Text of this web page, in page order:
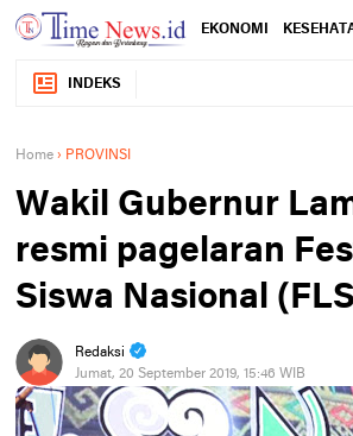
EKONOMI
INDEKS
Home › PROVINSI
Wakil Gubernur
resmi pagelaran
Siswa Nasional
Redaksi
Jumat, 20 September 2019, 15:46 WIB